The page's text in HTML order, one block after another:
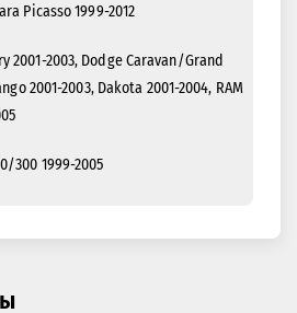
Picasso 1999-2012
2001-2003, Dodge Caravan/Grand
2001-2003, Dakota 2001-2004, RAM
300 1999-2005